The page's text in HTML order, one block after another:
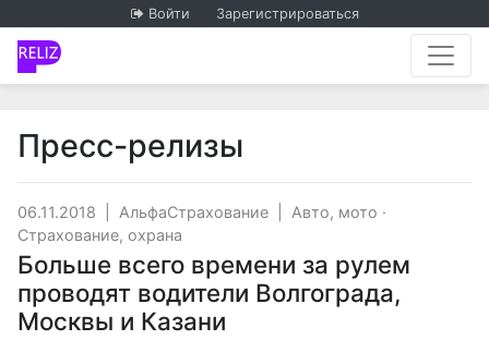
Войти Зарегистрироваться
Пресс-релизы
06.11.2018 АльфаСтрахование Авто, мото ·
Страхование, охрана
Больше всего времени за рулем
проводят водители Волгограда,
Москвы и Казани